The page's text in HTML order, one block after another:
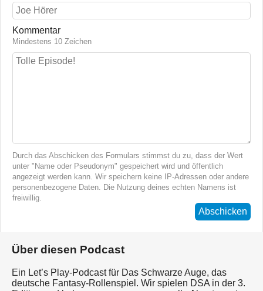
Kommentar
Mindestens 10 Zeichen
Durch das Abschicken des Formulars stimmst du zu, dass der Wert
unter "Name oder Pseudonym" gespeichert wird und öffentlich
angezeigt werden kann. Wir speichern keine IP-Adressen oder andere
personenbezogene Daten. Die Nutzung deines echten Namens ist
freiwillig.
Abschicken
Über diesen Podcast
Ein Let’s Play-Podcast für Das Schwarze Auge, das
deutsche Fantasy-Rollenspiel. Wir spielen DSA in der 3.